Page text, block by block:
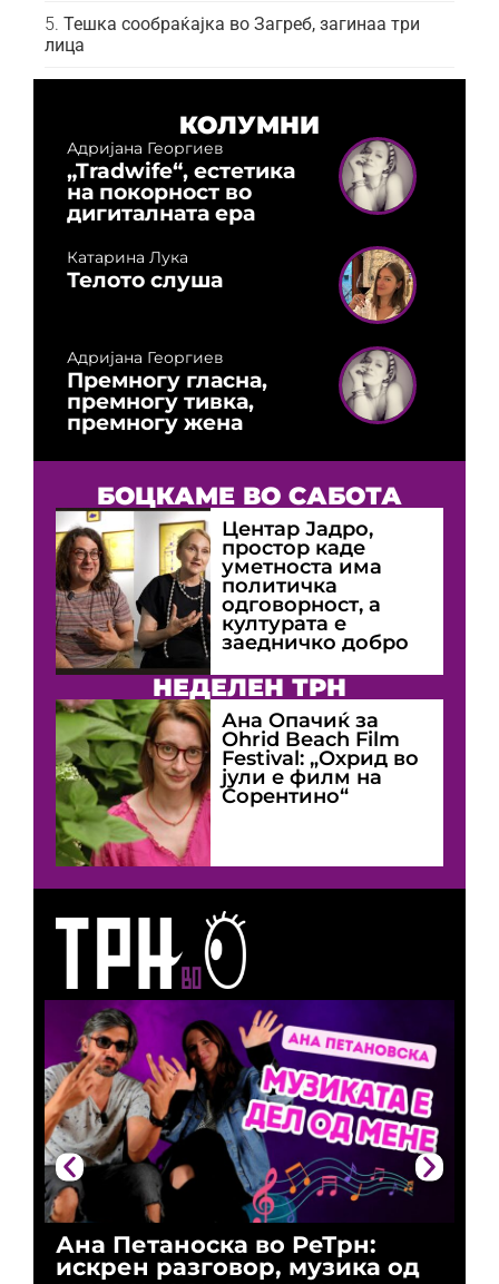
Тешка сообраќајка во Загреб, загинаа три
лица
Ана Петаноска во РеТрн:
искрен разговор, музика од
КОЛУМНИ
Адријана Георгиев
„Tradwife“, естетика
на покорност во
дигиталната ера
Катарина Лука
Телото слуша
Адријана Георгиев
Премногу гласна,
премногу тивка,
премногу жена
БОЦКАМЕ ВО САБОТА
Центар Јадро,
простор каде
уметноста има
политичка
одговорност, а
културата е
заедничко добро
НЕДЕЛЕН ТРН
Ана Опачиќ за
Оhrid Beach Film
Festival: „Охрид во
јули е филм на
Сорентино“